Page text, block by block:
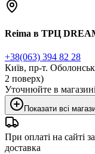
Reima в ТРЦ
+38(063) 394 82 28
Київ, пр-т.
2 поверх)
Уточнюйте в
Показати всі
При оплаті на сайті
доставка